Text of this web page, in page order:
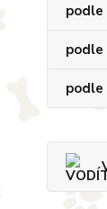
podle
podle
podle